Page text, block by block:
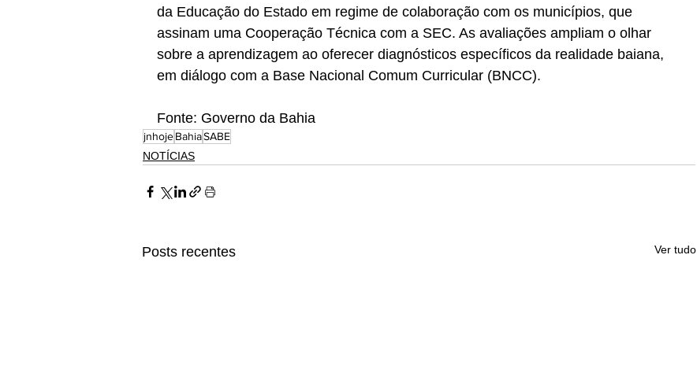
da Educação do Estado em regime de colaboração com os municípios, que
assinam uma Cooperação Técnica com a SEC. As avaliações ampliam o olhar
sobre a aprendizagem ao oferecer diagnósticos específicos da realidade baiana,
em diálogo com a Base Nacional Comum Curricular (BNCC).
Fonte: Governo da Bahia
jnhojeBahiaSABE
NOTÍCIAS
Posts recentes Ver tudo